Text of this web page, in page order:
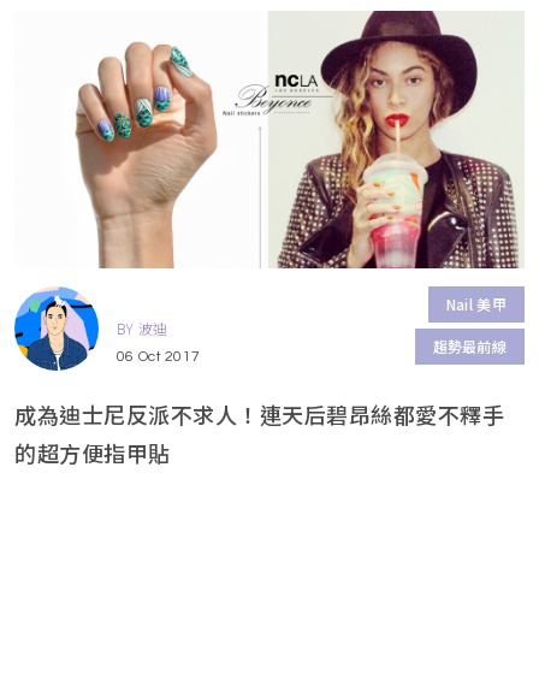
Nail 美甲
趨勢最前線
BY 波迪
06 Oct 2017
成為迪士尼反派不求人！連天后碧昂絲都愛不釋手
的超方便指甲貼